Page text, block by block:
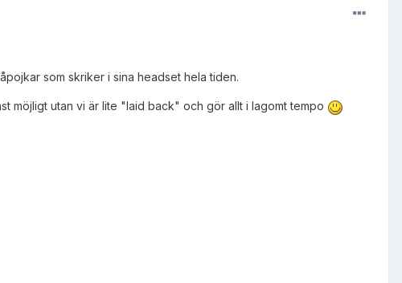
som skriker i sina headset hela tiden.
möjligt utan vi är lite "laid back" och gör allt i lagomt tempo